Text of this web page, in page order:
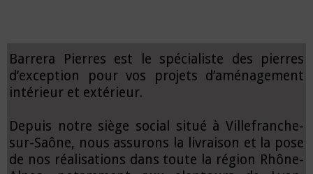
Barrera Pierres est le spécialiste des pierres
d’exception pour vos projets d’aménagement
intérieur et extérieur.
Depuis notre siège social situé à Villefranche-
sur-Saône, nous assurons la livraison et la pose
de nos réalisations dans toute la région Rhône-